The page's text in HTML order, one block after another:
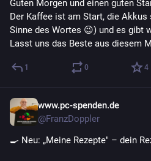
Guten Morgen und einen guten
​Der Kaffee ist am Start, die Akkus
Sinne des Wortes 😉) und es gibt
Lasst uns das Beste aus diesem
1 0 4
www.pc-spenden.de
@FranzDoppler
🍳 Neu: „Meine Rezepte" – dein